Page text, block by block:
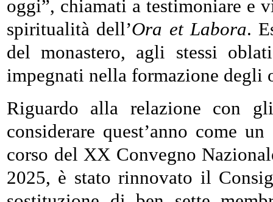
oggi”, chiamati a testimoniare e
spiritualità dell’Ora et Labora.
del monastero, agli stessi
impegnati nella formazione degli
Riguardo alla relazione con
considerare quest’anno come
corso del XX Convegno
2025, è stato rinnovato il